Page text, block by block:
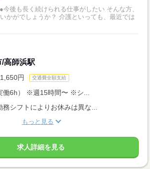
も長く続けられる仕事がしたい そんな方、
か？ 介護といっても、最近では
高師浜駅
円 交通費全額支給
働6h） ※週15時間〜 ※シ...
シフトによりお休みは異な...
もっと見る
求人詳細を見る